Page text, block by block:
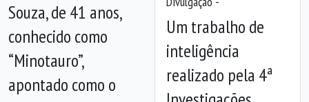
Um trabalho de
inteligência
realizado pela 4ª
Souza, de 41 anos,
conhecido como
“Minotauro”,
apontado como o